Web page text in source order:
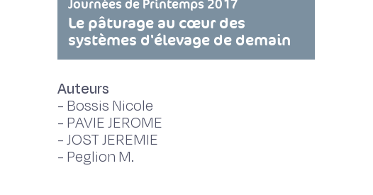
Journées de Printemps 2017
Le pâturage au cœur des
systèmes d'élevage de demain
Auteurs
- Bossis Nicole
- PAVIE JEROME
-JOST JEREMIE
- Peglion M.